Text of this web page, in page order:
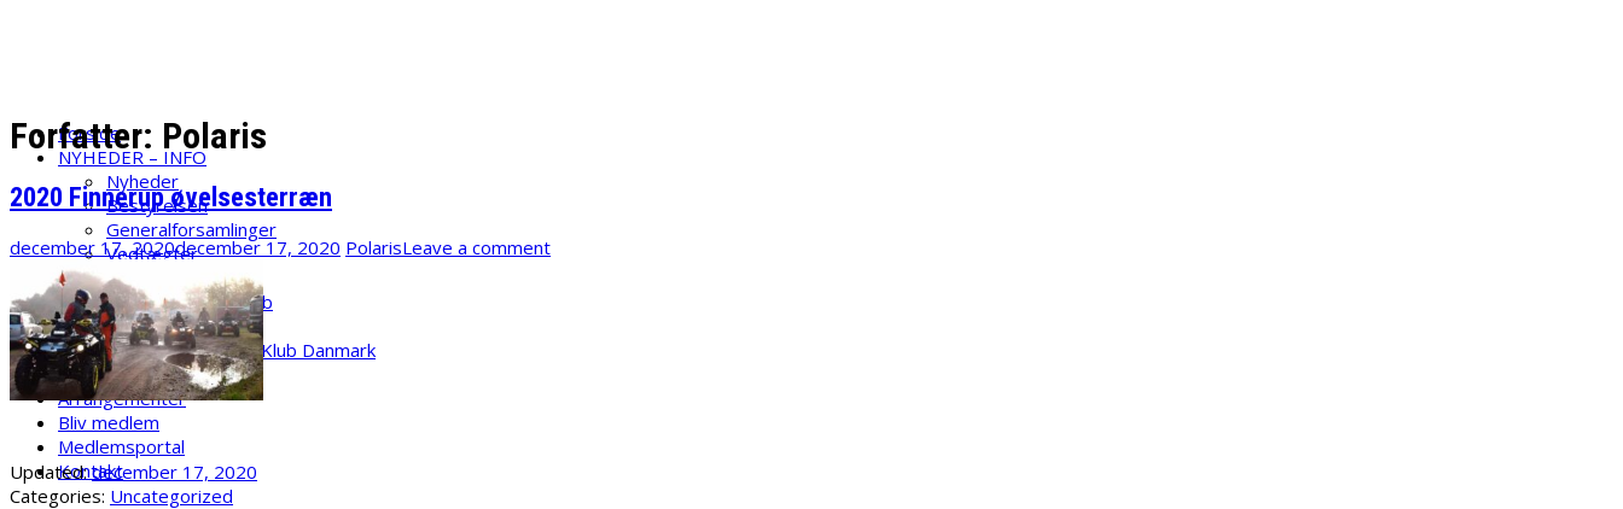
Forside
NYHEDER – INFO
Nyheder
Bestyrelsen
Generalforsamlinger
Vedtægter
Regler
Børnemedlemsskab
Medier
Billeder ATV Klub Danmark
Video
Arrangementer
Bliv medlem
Medlemsportal
Kontakt
Forfatter: Polaris
2020 Finnerup øvelsesterræn
december 17, 2020december 17, 2020 PolarisLeave a comment
Updated:december 17, 2020
Categories: Uncategorized